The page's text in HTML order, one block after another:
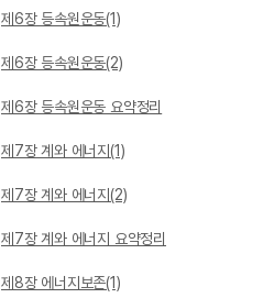
제6장 등속원운동(1)
제6장 등속원운동(2)
제6장 등속원운동 요약정리
제7장 계와 에너지(1)
제7장 계와 에너지(2)
제7장 계와 에너지 요약정리
제8장 에너지보존(1)